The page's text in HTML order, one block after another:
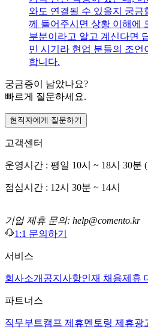
와도 연결될 수 있을지 궁
께 들어주시면 상황 이해에
부분이라고 알고 계신다면
민 시기라 현업 분들의 조
합니다.
궁금증이 남았나요?
빠르게 질문하세요.
현직자에게 질문하기
고객센터
운영시간 : 평일 10시 ~ 18시 30분
점심시간 : 12시 30분 ~ 14시
기업 제휴 문의: help@comento.kr
1:1 문의하기
서비스
회사소개 공지사항인재 채용제휴
파트너스
직무부트캠프 제휴멘토링 제휴광